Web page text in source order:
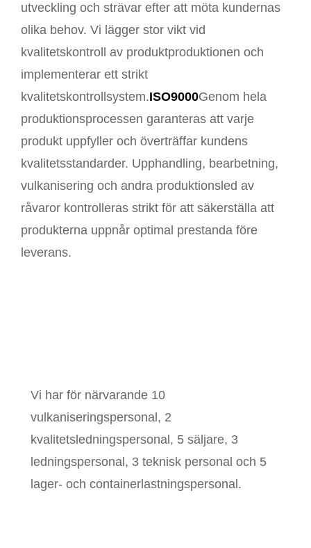
utveckling och strävar efter att möta kundernas
olika behov. Vi lägger stor vikt vid
kvalitetskontroll av produktproduktionen och
implementerar ett strikt
kvalitetskontrollsystem.ISO9000Genom hela
produktionsprocessen garanteras att varje
produkt uppfyller och överträffar kundens
kvalitetsstandarder. Upphandling, bearbetning,
vulkanisering och andra produktionsled av
råvaror kontrolleras strikt för att säkerställa att
produkterna uppnår optimal prestanda före
leverans.
Vi har för närvarande 10
vulkaniseringspersonal, 2
kvalitetsledningspersonal, 5 säljare, 3
ledningspersonal, 3 teknisk personal och 5
lager- och containerlastningspersonal.